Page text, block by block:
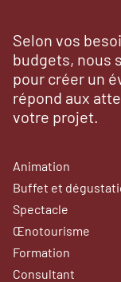
Selon vos
budgets, nous
pour créer un
répond aux
votre projet.
Animation
Buffet et
Spectacle
Œnotourisme
Formation
Consultant